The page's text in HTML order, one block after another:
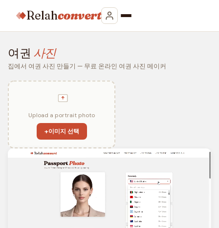
Relahconvert
여권 사진
집에서 여권 사진 만들기 — 무료 온라인 여권 사진 메이커
Upload a portrait photo
+이미지 선택